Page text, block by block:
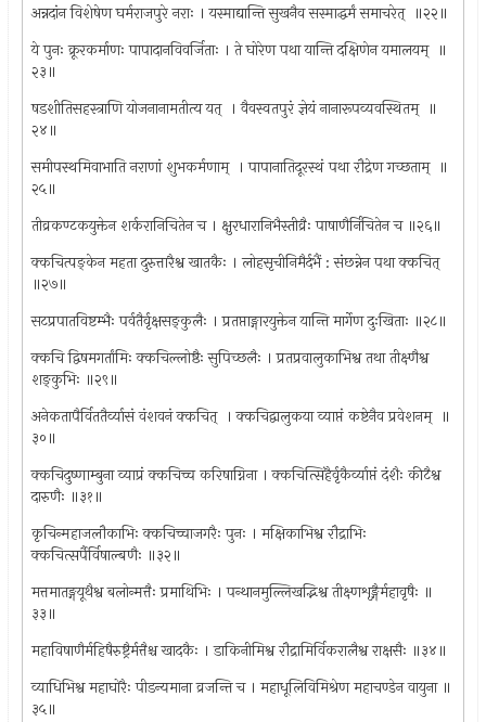
अन्नदांन विशेषेण घर्मराजपुरे नराः । यस्माद्यान्ति सुखनैव सस्माद्धर्मं समाचरेत् ‍ ॥२२॥
ये पुनः क्रूरकर्माणः पापादानविवर्जिताः । ते घोरेण पथा यान्ति दक्षिणेन यमालयम् ‍ ॥
२३॥
षडशीतिसहस्त्राणि योजनानामतीत्य यत् ‍ । वैवस्वतपुरं ज्ञेयं नानारूपव्यवस्थितम् ‍ ॥
२४॥
समीपस्थमिवाभाति नराणां शुभकर्मणाम् ‍ । पापानातिदूरस्थं पथा रौद्रेण गच्छताम् ‍ ॥
२५॥
तीव्रकण्टकयुक्तेन शर्करानिचितेन च । क्षुरधारानिभैस्तीव्रैः पाषाणैर्निचितेन च ॥२६॥
क्कचित्पङ्केन महता दुरुत्तारैश्व खातकैः । लोहसृचीनिमैर्दभैं : संछन्नेन पथा क्कचित् ‍
॥२७॥
सटप्रपातविष्टम्भैः पर्वतैर्वृक्षसङ्कुलैः । प्रतप्ताङ्गारयुक्तेन यान्ति मार्गेण दुःखिताः ॥२८॥
क्कचि द्विषमगर्तांमिः क्कचिल्लोष्ठैः सुपिच्छलैः । प्रतप्रवालुकाभिश्व तथा तीक्ष्णैश्व
शङ्कुभिः ॥२९॥
अनेकतापैर्विततैर्व्यासं वंशवनं क्कचित् ‍ । क्कचिद्वालुकया व्याप्तं कष्टेनैव प्रवेशनम् ‍ ॥
३०॥
क्कचिदुष्णाम्बुना व्याप्रं क्कचिच्च करिषाग्निना । क्कचित्सिंहैर्वृकैर्व्याप्तं दंशैः कीटैश्व
दारुणैः ॥३१॥
कृचिन्महाजलौकाभिः क्कचिच्चाजगरैः पुनः । मक्षिकाभिश्व रौद्राभिः
क्कचित्सर्पैर्विषाल्बणैः ॥३२॥
मत्तमातङ्गयूथैश्व बलोन्मत्तैः प्रमाथिभिः । पन्थानमुल्लिखद्भिश्व तीक्ष्णशृङ्गैर्महावृषैः ॥
३३॥
महाविषाणैर्महिषैरुष्ट्रैर्मत्तैश्च खादकैः । डाकिनीमिश्व रौद्रामिर्विकरालैश्व राक्षसैः ॥३४॥
व्याधिभिश्व महाघोरैः पीडन्यमाना व्रजन्ति च । महाधूलिविमिश्रेण महाचण्डेन वायुना ॥
३५॥